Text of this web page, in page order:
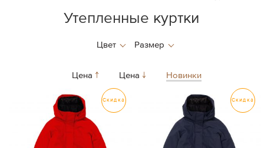
Утепленные куртки
Цена Цена Новинки
Скидка Скидка